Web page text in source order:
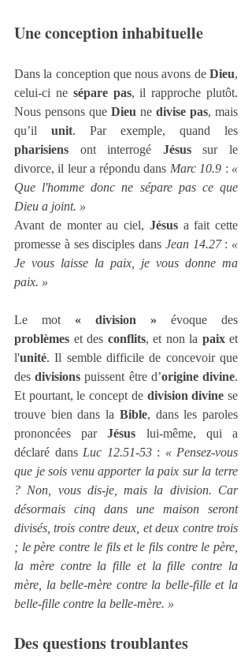
Une conception inhabituelle
Dans la conception que nous avons de Dieu,
celui-ci ne sépare pas, il rapproche plutôt.
Nous pensons que Dieu ne divise pas, mais
qu’il unit
pharisiens ont interrogé Jésus sur le
divorce, il leur a répondu dans Marc 10.9 : «
Que l'homme donc ne sépare pas ce que
Dieu a joint. »
Avant de monter au ciel, Jésus a fait cette
promesse à ses disciples dans Jean 14.27 : «
Je vous laisse la paix, je vous donne ma
paix. »
Le mot « division »
problèmes et des conflits, et non la paix et
l'unité. Il semble difficile de concevoir que
des divisions puissent être d’origine divine.
Et pourtant, le concept de division divine se
trouve bien dans la Bible, dans les paroles
prononcées par Jésus lui-même, qui a
déclaré dans Luc 12.51-53 : « Pensez-vous
que je sois venu apporter la paix sur la terre
? Non, vous dis-je, mais la division. Car
désormais cinq dans une maison seront
divisés, trois contre deux, et deux contre trois
; le père contre le fils et le fils contre le père,
la mère contre la fille et la fille contre la
mère, la belle-mère contre la belle-fille et la
belle-fille contre la belle-mère. »
Des questions troublantes